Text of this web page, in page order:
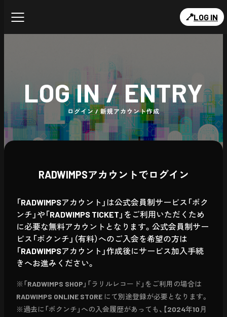
LOG IN
LOG IN / ENTRY
ログイン / 新規アカウント作成
RADWIMPSアカウントでログイン
「RADWIMPSアカウント」は公式会員制サービス「ボク
ンチ」や「RADWIMPS TICKET」をご利用いただくため
に必要な無料アカウントとなります。公式会員制サー
ビス「ボクンチ」（有料）へのご入会を希望の方は
「RADWIMPSアカウント」作成後にサービス加入手続
きへお進みください。
※「RADWIMPS SHOP」「ラリルレコード」をご利用の場合は
RADWIMPS ONLINE STORE にて別途登録が必要となります。
※過去に「ボクンチ」への入会履歴があっても、【2024年10月